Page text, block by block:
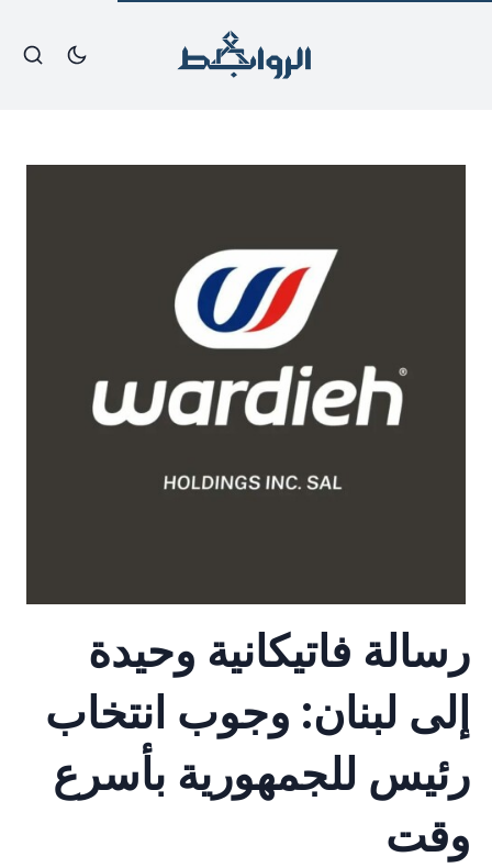
رسالة فاتيكانية وحيدة
إلى لبنان: وجوب انتخاب
رئيس للجمهورية بأسرع
وقت